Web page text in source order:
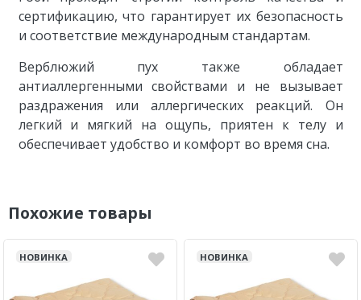
сертификацию, что гарантирует их безопасность
и соответствие международным стандартам.
Верблюжий пух также обладает
антиаллергенными свойствами и не вызывает
раздражения или аллергических реакций. Он
легкий и мягкий на ощупь, приятен к телу и
обеспечивает удобство и комфорт во время сна.
Похожие товары
НОВИНКА НОВИНКА